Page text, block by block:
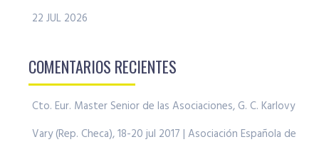
22 JUL 2026
COMENTARIOS RECIENTES
Cto. Eur. Master Senior de las Asociaciones, G. C. Karlovy
Vary (Rep. Checa), 18-20 jul 2017 | Asociación Española de